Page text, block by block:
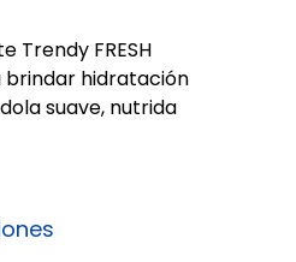
Trendy FRESH
hidratación
suave, nutrida